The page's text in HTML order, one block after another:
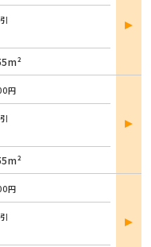
部屋
詳細
円
部屋
詳細
円
部屋
詳細